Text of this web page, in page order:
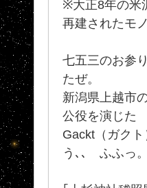
※大正8年の米
再建されたモノ
七五三のお参
たぜ。
新潟県上越市
公役を演じた
Gackt（ガク
う､､ ふふっ。